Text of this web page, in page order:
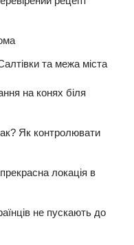
та межа міста
на конях біля
Як контролювати
локація в
не пускають до